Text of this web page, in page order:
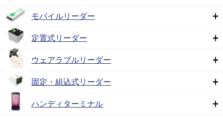
モバイルリーダー
定置式リーダー
ウェアラブルリーダー
固定・組込式リーダー
ハンディターミナル